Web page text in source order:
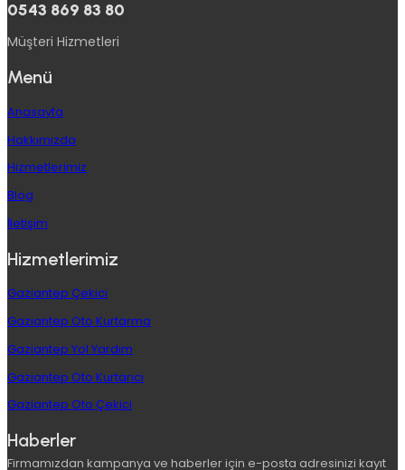
0543 869 83 80
Müşteri Hizmetleri
Menü
Anasayfa
Hakkımızda
Hizmetlerimiz
Blog
İletişim
Hizmetlerimiz
Gaziantep Çekici
Gaziantep Oto Kurtarma
Gaziantep Yol Yardım
Gaziantep Oto Kurtarıcı
Gaziantep Oto Çekici
Haberler
Firmamızdan kampanya ve haberler için e-posta adresinizi kayıt